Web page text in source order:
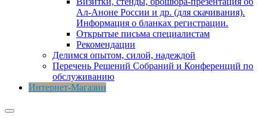
Ал-Аноне России и др. (для скачивания).
Информация о бланках регистрации.
Открытые письма специалистам
Рекомендации
Делимся опытом, силой, надеждой
Перечень Решений Собраний и Конференций по
обслуживанию
Интернет-Магазин